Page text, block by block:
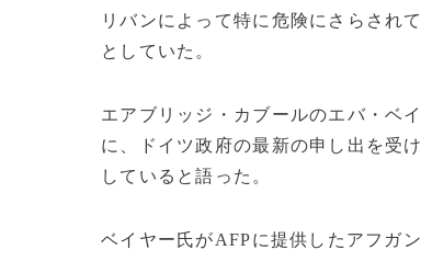
リバンによって特に危険にさらされ
としていた。
エアブリッジ・カブールのエバ・ベ
に、ドイツ政府の最新の申し出を受
していると語った。
ベイヤー氏がAFPに提供したアフガ